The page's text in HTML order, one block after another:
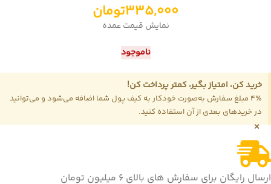
335,000تومان
نمایش قیمت عمده
ناموجود
خرید کن، امتیاز بگیر، کمتر پرداخت کن!
4٪ مبلغ سفارش به‌صورت خودکار به کیف پول شما اضافه می‌شود و می‌توانید
در خریدهای بعدی از آن استفاده کنید.
×
ارسال رایگان برای سفارش های بالای 6 میلیون تومان